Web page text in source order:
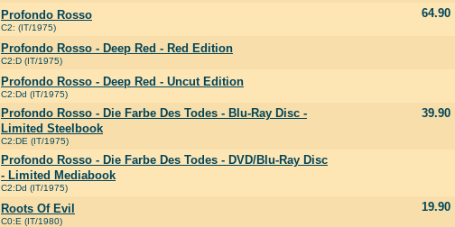
Profondo Rosso
C2: (IT/1975)
64.90
Profondo Rosso - Deep Red - Red Edition
C2:D (IT/1975)
Profondo Rosso - Deep Red - Uncut Edition
C2:Dd (IT/1975)
Profondo Rosso - Die Farbe Des Todes - Blu-Ray Disc -
Limited Steelbook
C2:DE (IT/1975)
39.90
Profondo Rosso - Die Farbe Des Todes - DVD/Blu-Ray Disc
- Limited Mediabook
C2:Dd (IT/1975)
Roots Of Evil
C0:E (IT/1980)
19.90